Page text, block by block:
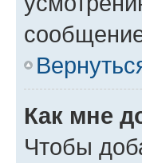
Как мне
Чтобы